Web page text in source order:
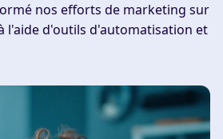
nos efforts de marketing sur
l'aide d'outils d'automatisation et